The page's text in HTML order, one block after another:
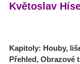
Květoslav
Kapitoly: Houby,
Přehled, Obrazové